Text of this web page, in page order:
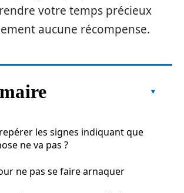
votre temps précieux
aucune récompense.
les signes indiquant que
ne va pas ?
ne pas se faire arnaquer